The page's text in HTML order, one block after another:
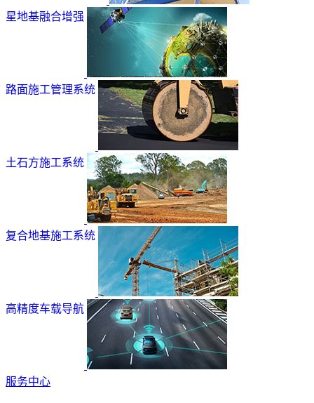
星地基融合增强
路面施工管理系统
土石方施工系统
复合地基施工系统
高精度车载导航
服务中心